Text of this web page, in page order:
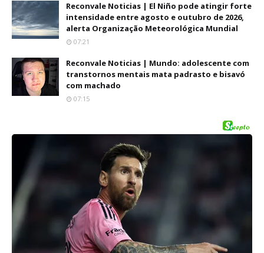
Reconvale Noticias | El Niño pode atingir forte
intensidade entre agosto e outubro de 2026,
alerta Organização Meteorológica Mundial
07:21
Reconvale Noticias | Mundo: adolescente com
transtornos mentais mata padrasto e bisavó
com machado
07:15